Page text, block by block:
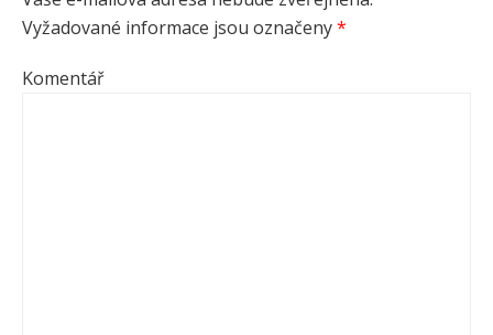
Vyžadované informace jsou označeny*
Komentář